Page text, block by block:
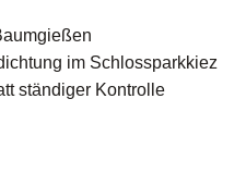
im Schlossparkkiez
ständiger Kontrolle